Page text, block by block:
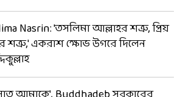
Nasrin: 'তসলিমা আল্লাহর শত্রু, প্রিয়
শত্রু,' একরাশ ক্ষোভ উগরে দিলেন